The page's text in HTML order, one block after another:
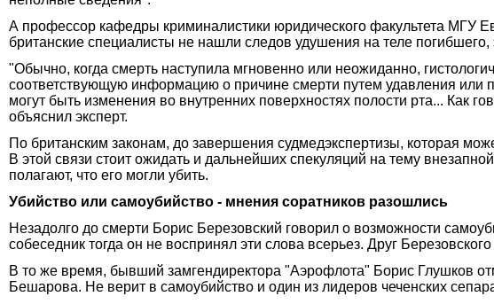
А профессор кафедры криминалистики юридического факультета МГУ
британские специалисты не нашли следов удушения на теле погибшего,
"Обычно, когда смерть наступила мгновенно или неожиданно,
соответствующую информацию о причине смерти путем удавления или
могут быть изменения во внутренних поверхностях полости рта... Как
объяснил эксперт.
По британским законам, до завершения судмедэкспертизы, которая
В этой связи стоит ожидать и дальнейших спекуляций на тему
полагают, что его могли убить.
Убийство или самоубийство - мнения соратников разошлись
Незадолго до смерти Борис Березовский говорил о возможности
собеседник тогда он не воспринял эти слова всерьез. Друг
В то же время, бывший замгендиректора "Аэрофлота" Борис Глушков
Бешарова. Не верит в самоубийство и один из лидеров чеченских